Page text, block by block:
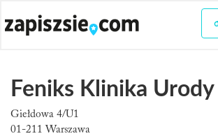
Feniks Klinika Urody
Giełdowa 4/U1
01-211 Warszawa